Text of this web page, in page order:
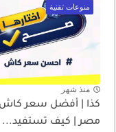
منوعات تقنية
منذ شهر
كذا | أفضل سعر
مصر | كيف تستفيد...